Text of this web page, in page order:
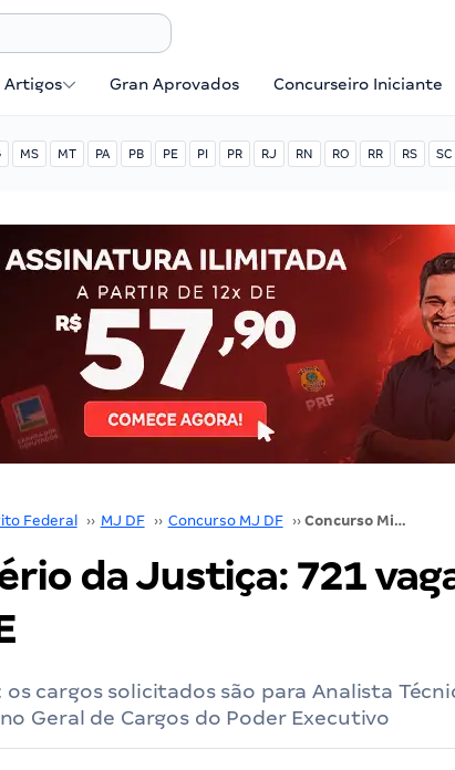
Artigos Gran Aprovados Concurseiro Iniciante
MS MT PA PB PE PI PR RJ RN RO RR RS SC
Federal ›› MJ DF ›› Concurso MJ DF ›› Concurso Ministério da Justiça: 721 vagas solicitadas ao ME
da Justiça: 721
cargos solicitados são para Analista
Geral de Cargos do Poder Executivo